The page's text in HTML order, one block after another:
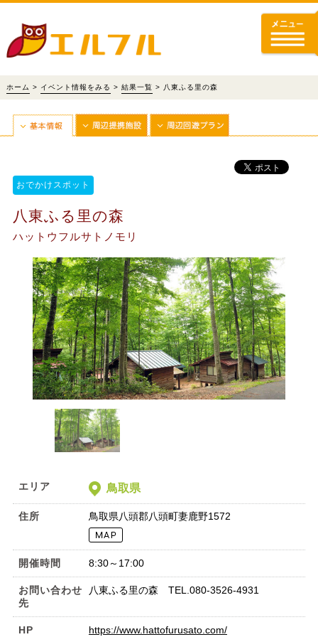
ホーム > イベント情報をみる > 結果一覧 > 八東ふる里の森
おでかけスポット
八東ふる里の森
ハットウフルサトノモリ
エリア 鳥取県
住所 鳥取県八頭郡八頭町妻鹿野1572
開催時間 8:30～17:00
お問い合わせ
先
八東ふる里の森 TEL.080-3526-4931
HP https://www.hattofurusato.com/